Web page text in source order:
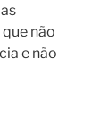
não
e não